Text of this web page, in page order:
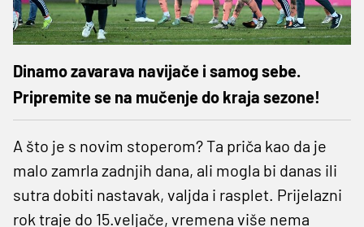
Dinamo zavarava navijače i samog sebe.
Pripremite se na mučenje do kraja sezone!
A što je s novim stoperom? Ta priča kao da je
malo zamrla zadnjih dana, ali mogla bi danas ili
sutra dobiti nastavak, valjda i rasplet. Prijelazni
rok traje do 15.veljače, vremena više nema